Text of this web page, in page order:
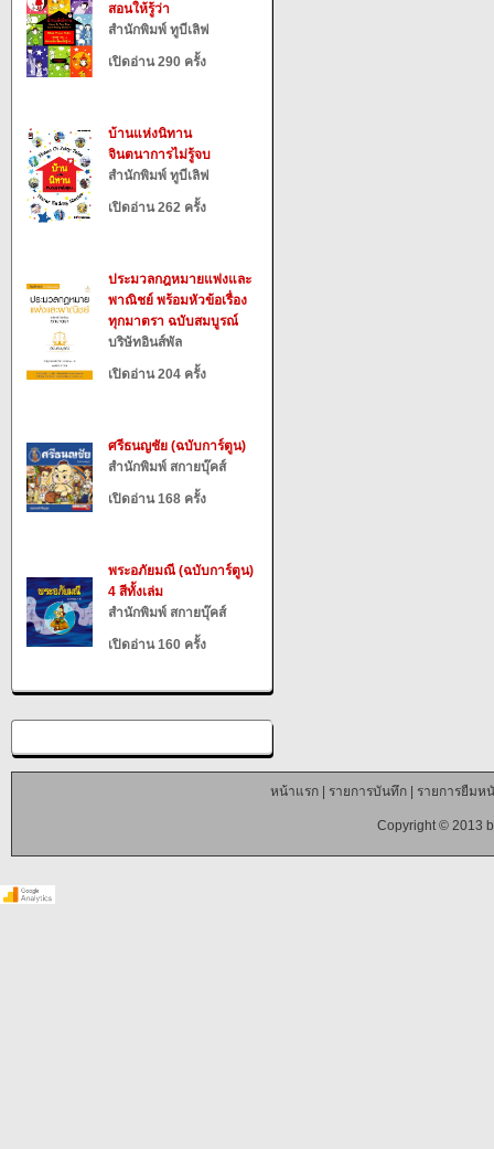
สอนให้รู้ว่า
สำนักพิมพ์ ทูบีเลิฟ
เปิดอ่าน 290 ครั้ง
บ้านแห่งนิทาน
จินตนาการไม่รู้จบ
สำนักพิมพ์ ทูบีเลิฟ
เปิดอ่าน 262 ครั้ง
ประมวลกฎหมายแพ่งและ
พาณิชย์ พร้อมหัวข้อเรื่อง
ทุกมาตรา ฉบับสมบูรณ์
บริษัทอินส์พัล
เปิดอ่าน 204 ครั้ง
ศรีธนญชัย (ฉบับการ์ตูน)
สำนักพิมพ์ สกายบุ๊คส์
เปิดอ่าน 168 ครั้ง
พระอภัยมณี (ฉบับการ์ตูน)
4 สีทั้งเล่ม
สำนักพิมพ์ สกายบุ๊คส์
เปิดอ่าน 160 ครั้ง
หน้าแรก| รายการบันทึก| รายการยืมห
Copyright © 2013